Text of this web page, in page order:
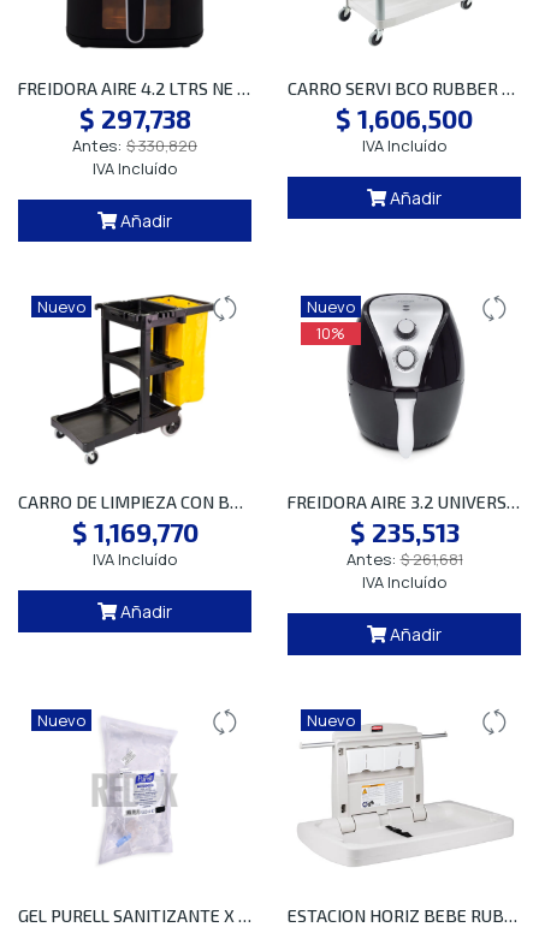
FREIDORA AIRE 4.2 LTRS NE HACEB SP
$ 297,738
Antes: $ 330,820
IVA Incluído
Añadir
CARRO SERVI BCO RUBBER FG409100OWHT SP
$ 1,606,500
IVA Incluído
Añadir
Nuevo
CARRO DE LIMPIEZA CON BOLSA AMARILLA RUBBERMAID FG617388
$ 1,169,770
IVA Incluído
Añadir
Nuevo
10%
FREIDORA AIRE 3.2 UNIVERSAL SP
$ 235,513
Antes: $ 261,681
IVA Incluído
Añadir
Nuevo
GEL PURELL SANITIZANTE X 1000 CC
Nuevo
ESTACION HORIZ BEBE RUBBERMAID FG781888L